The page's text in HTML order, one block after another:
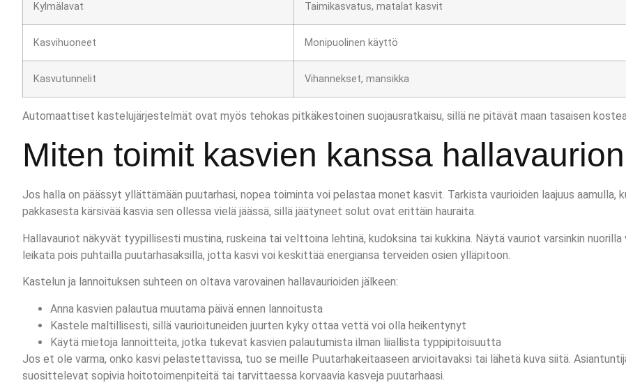
Kylmälavat Taimikasvatus, matalat kasvit
Kasvihuoneet Monipuolinen käyttö
Kasvutunnelit Vihannekset, mansikka
Automaattiset kastelujärjestelmät ovat myös tehokas pitkäkestoinen suojausratkaisu, sillä ne pitävät maan tasaisen
Miten toimit kasvien kanssa
Jos halla on päässyt yllättämään puutarhasi, nopea toiminta voi pelastaa monet kasvit. Tarkista vaurioiden laajuus
pakkasesta kärsivää kasvia sen ollessa vielä jäässä, sillä jäätyneet solut ovat erittäin hauraita.
Hallavauriot näkyvät tyypillisesti mustina, ruskeina tai velttoina lehtinä, kudoksina tai kukkina. Näytä vauriot varsinkin
leikata pois puhtailla puutarhasaksilla, jotta kasvi voi keskittää energiansa terveiden osien ylläpitoon.
Kastelun ja lannoituksen suhteen on oltava varovainen hallavaurioiden jälkeen:
Anna kasvien palautua muutama päivä ennen lannoitusta
Kastele maltillisesti, sillä vaurioituneiden juurten kyky ottaa vettä voi olla heikentynyt
Käytä mietoja lannoitteita, jotka tukevat kasvien palautumista ilman liiallista typpipitoisuutta
Jos et ole varma, onko kasvi pelastettavissa, tuo se meille Puutarhakeitaaseen arvioitavaksi tai lähetä kuva siitä.
suosittelevat sopivia hoitotoimenpiteitä tai tarvittaessa korvaavia kasveja puutarhaasi.